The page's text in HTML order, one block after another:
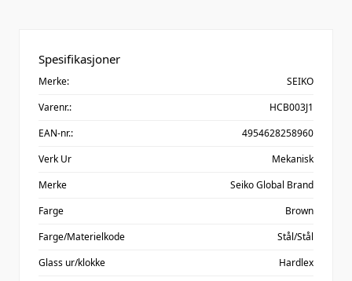
Spesifikasjoner
Merke:
SEIKO
Varenr.:
HCB003J1
EAN-nr.:
4954628258960
Verk Ur
Mekanisk
Merke
Seiko Global Brand
Farge
Brown
Farge/Materielkode
Stål/Stål
Glass ur/klokke
Hardlex